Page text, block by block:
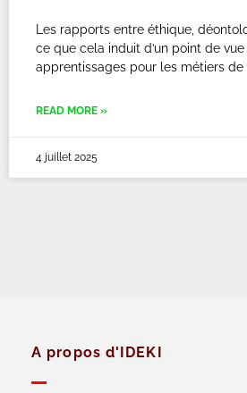
Les rapports entre éthique,
ce que cela induit d’un point de
apprentissages pour les métiers de
READ MORE »
4 juillet 2025
A propos d'IDEKI